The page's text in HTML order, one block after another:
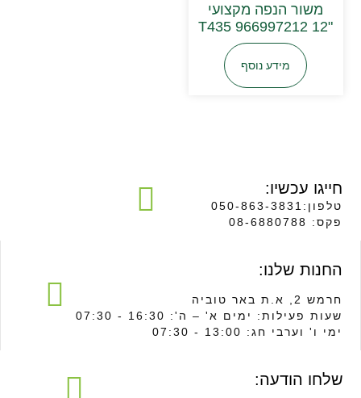
משור הנפה מקצועי
"12 T435 966997212
מידע נוסף
חייגו עכשיו:
טלפון:050-863-3831
פקס: 08-6880788
החנות שלנו:
חרמש 2, א.ת באר טוביה
שעות פעילות: ימים א' – ה': 16:30 - 07:30
ימי ו' וערבי חג: 13:00 - 07:30
שלחו הודעה: